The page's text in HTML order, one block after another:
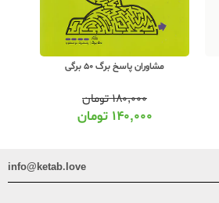
مشاوران پاسخ برگ 50 برگی
۱۸۰,۰۰۰تومان
۱۴۰,۰۰۰ تومان
info@ketab.love